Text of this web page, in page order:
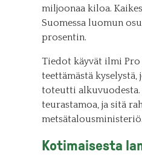
miljoonaa kiloa.
Suomessa luomun
prosentin.
Tiedot käyvät ilmi
teettämästä kyselystä,
toteutti alkuvuodesta.
teurastamoa, ja sitä
metsätalousministeriö.
Kotimaisesta